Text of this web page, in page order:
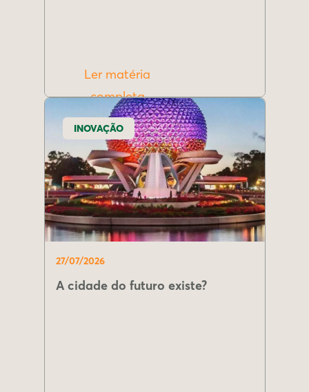
Ler matéria
completa
INOVAÇÃO
27/07/2026
A cidade do futuro existe?